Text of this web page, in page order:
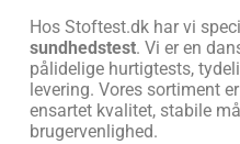
Hos Stoftest.dk har vi
sundhedstest. Vi er en
pålidelige hurtigtests,
levering. Vores sortiment
ensartet kvalitet, stabile
brugervenlighed.